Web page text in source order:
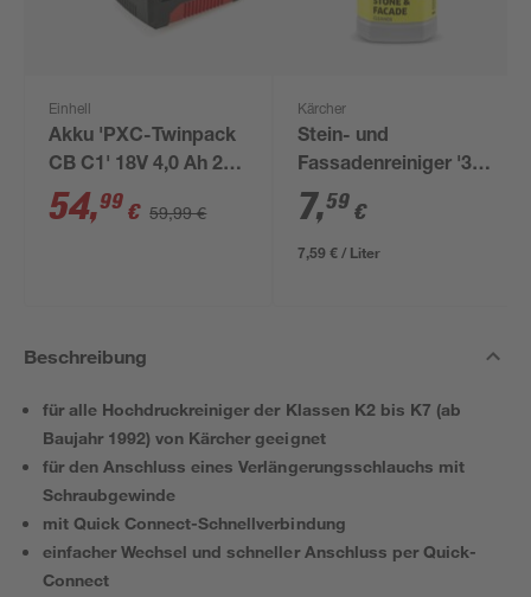
Einhell
Akku 'PXC-Twinpack
CB C1' 18V 4,0 Ah 2
Stück
54,99 € 59,99 €
Kärcher
Stein- und
Fassadenreiniger '3-
in-1' RM 611 1 l
7,59 €
7,59 € / Liter
Beschreibung
für alle Hochdruckreiniger der Klassen K2 bis K7 (ab
Baujahr 1992) von Kärcher geeignet
für den Anschluss eines Verlängerungsschlauchs mit
Schraubgewinde
mit Quick Connect-Schnellverbindung
einfacher Wechsel und schneller Anschluss per Quick-
Connect